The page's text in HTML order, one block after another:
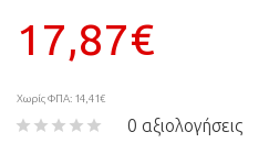
17,87€
Χωρίς ΦΠΑ: 14,41€
0 αξιολογήσεις